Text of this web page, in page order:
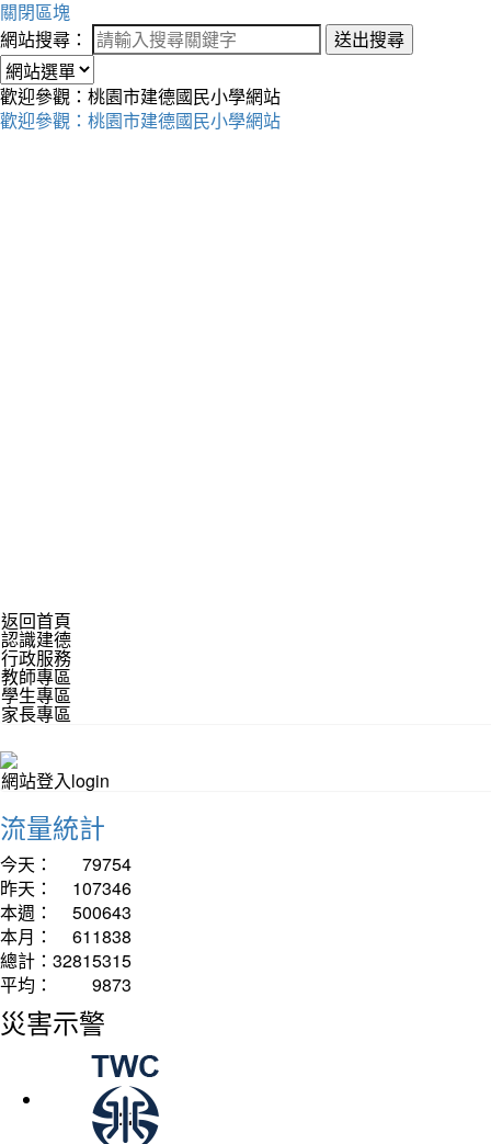
關閉區塊
網站搜尋：
送出搜尋
歡迎參觀：桃園市建德國民小學網站
歡迎參觀：桃園市建德國民小學網站
返回首頁
認識建德
行政服務
教師專區
學生專區
家長專區
網站登入login
流量統計
今天：
79754
昨天：
107346
本週：
500643
本月：
611838
總計： 32815315
平均：
9873
災害示警